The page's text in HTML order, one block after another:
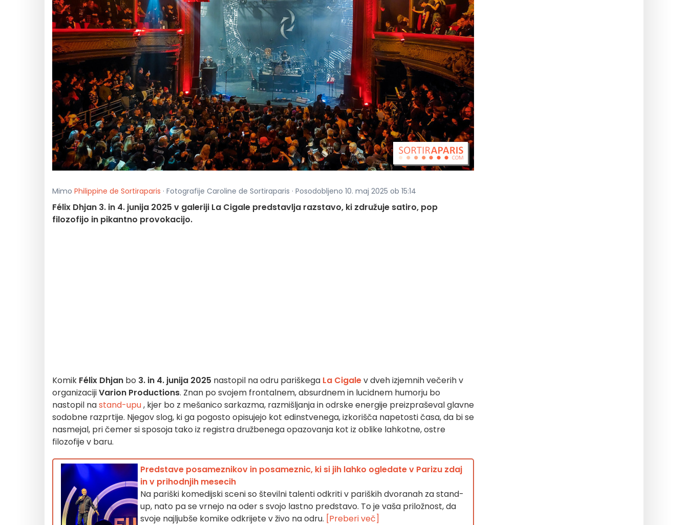
Mimo Philippine de Sortiraparis · Fotografije Caroline de Sortiraparis · Posodobljeno 10. maj 2025 ob 15:14
Félix Dhjan 3. in 4. junija 2025 v galeriji La Cigale predstavlja razstavo, ki združuje satiro, pop
filozofijo in pikantno provokacijo.
Komik Félix Dhjan bo 3. in 4. junija 2025 nastopil na odru pariškega La Cigalev dveh izjemnih večerih v
organizacijiVarion Productions. Znan po svojem frontalnem, absurdnem in lucidnem humorju bo
nastopil nastand-upu, kjer bo z mešanico sarkazma, razmišljanja in odrske energije preizpraševal glavne
sodobne razprtije. Njegov slog, ki ga pogosto opisujejo kot edinstvenega, izkorišča napetosti časa, da bi se
nasmejal, pri čemer si sposoja tako iz registra družbenega opazovanja kot iz oblike lahkotne, ostre
filozofije v baru.
Predstave posameznikov in posameznic, ki si jih lahko ogledate v Parizu zdaj
in v prihodnjih mesecih
Na pariški komedijski sceni so številni talenti odkriti v pariških dvoranah za stand-
up, nato pa se vrnejo na oder s svojo lastno predstavo. To je vaša priložnost, da
svoje najljubše komike odkrijete v živo na odru. [Preberi več]